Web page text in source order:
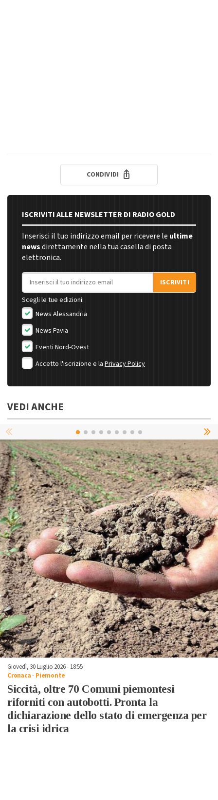
CONDIVIDI
ISCRIVITI ALLE NEWSLETTER DI RADIO GOLD
Inserisci il tuo indirizzo email per ricevere le ultime
newsdirettamente nella tua casella di posta
elettronica.
Indirizzo email
ISCRIVITI
Scegli le tue edizioni:
News Alessandria
News Pavia
Eventi Nord-Ovest
Accetto l'iscrizione e la Privacy Policy
VEDI ANCHE
Giovedì, 30 Luglio 2026 - 18:55
Cronaca- Piemonte
Siccità, oltre 70 Comuni piemontesi
riforniti con autobotti. Pronta la
dichiarazione dello stato di emergenza per
la crisi idrica